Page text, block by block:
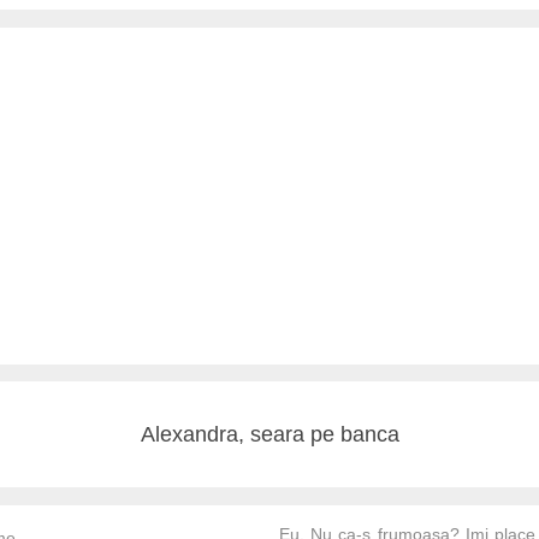
Alexandra, seara pe banca
Eu. Nu ca-s frumoasa? Imi